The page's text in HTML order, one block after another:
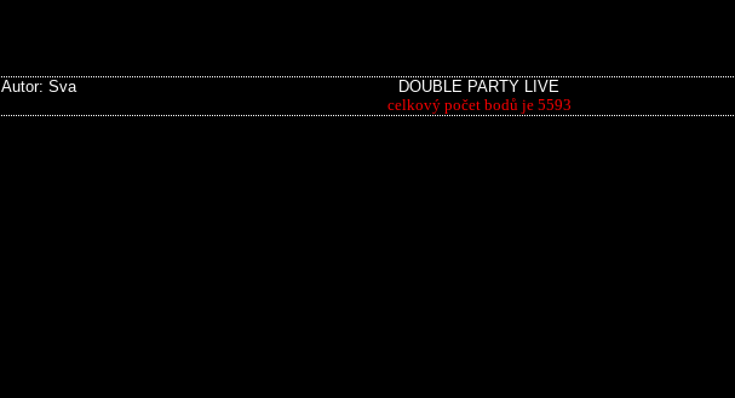
Autor: Sva DOUBLE PARTY LIVE
celkový počet bodů je 5593